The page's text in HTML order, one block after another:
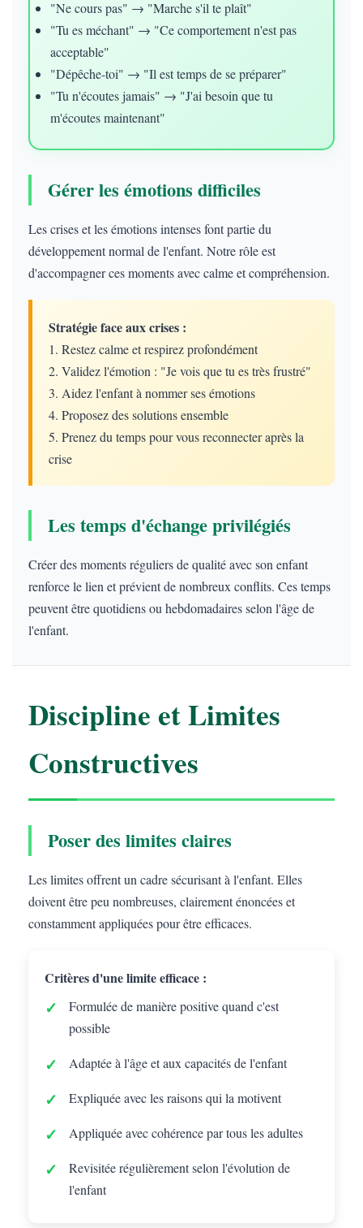
"Ne cours pas" → "Marche s'il te plaît"
"Tu es méchant" → "Ce comportement n'est pas
acceptable"
"Dépêche-toi" → "Il est temps de se préparer"
"Tu n'écoutes jamais" → "J'ai besoin que tu
m'écoutes maintenant"
Gérer les émotions difficiles
Les crises et les émotions intenses font partie du
développement normal de l'enfant. Notre rôle est
d'accompagner ces moments avec calme et compréhension.
Stratégie face aux crises :
1. Restez calme et respirez profondément
2. Validez l'émotion : "Je vois que tu es très frustré"
3. Aidez l'enfant à nommer ses émotions
4. Proposez des solutions ensemble
5. Prenez du temps pour vous reconnecter après la
crise
Les temps d'échange privilégiés
Créer des moments réguliers de qualité avec son enfant
renforce le lien et prévient de nombreux conflits. Ces temps
peuvent être quotidiens ou hebdomadaires selon l'âge de
l'enfant.
Discipline et Limites
Constructives
Poser des limites claires
Les limites offrent un cadre sécurisant à l'enfant. Elles
doivent être peu nombreuses, clairement énoncées et
constamment appliquées pour être efficaces.
Critères d'une limite efficace :
Formulée de manière positive quand c'est
possible
Adaptée à l'âge et aux capacités de l'enfant
Expliquée avec les raisons qui la motivent
Appliquée avec cohérence par tous les adultes
Revisitée régulièrement selon l'évolution de
l'enfant